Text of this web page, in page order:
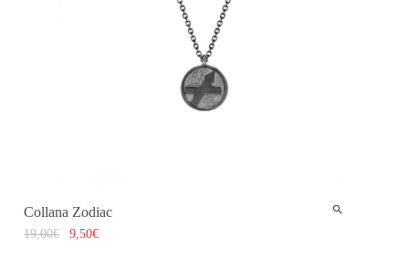
Collana Zodiac
19,00€ 9,50€